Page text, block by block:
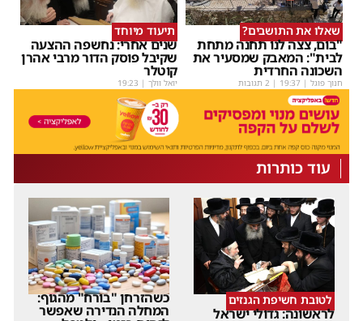
שאלו את התושבים?
"בום, צצה לנו תחנה מתחת
לבית": המאבק שמסעיר את
השכונה החרדית
חנוך פוגל |
19:37 | 2 תגובות
תיעוד מיוחד
שנים אחרי: נחשפה ההצעה
שקיבל פוסק הדור מרבי אהרן
קוטלר
יואל וולך |
19:23
עוד כותרות
לטובת חשיפת הגנזים
לראשונה: גדולי ישראל
כשהזרחן "בורח" מהגוף:
המחלה הנדירה שאפשר